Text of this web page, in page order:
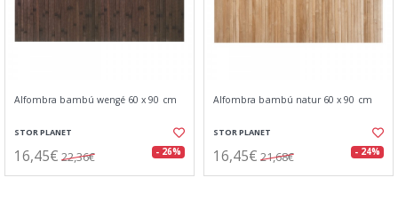
Alfombra bambú wengé 60 x 90 cm
STOR PLANET
16,45€ 22,36€ - 26%
Alfombra bambú natur 60 x 90 cm
STOR PLANET
16,45€ 21,68€ - 24%